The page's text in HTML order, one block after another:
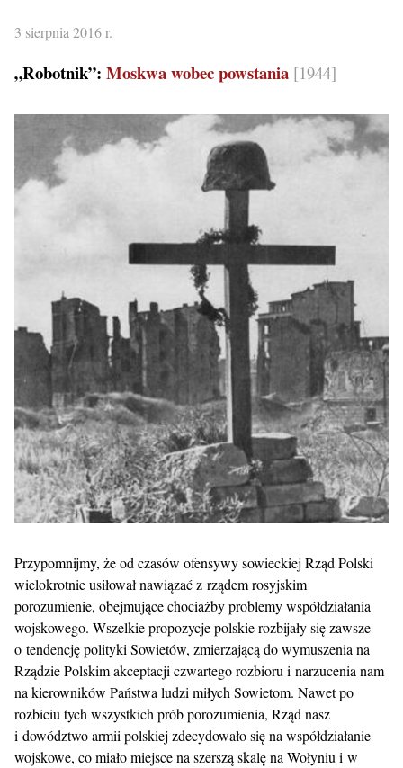
3 sierpnia 2016 r.
„Robotnik”: Moskwa wobec powstania [1944]
Przypomnijmy, że od czasów ofensywy sowieckiej Rząd Polski
wielokrotnie usiłował nawiązać z rządem rosyjskim
porozumienie, obejmujące chociażby problemy współdziałania
wojskowego. Wszelkie propozycje polskie rozbijały się zawsze
o tendencję polityki Sowietów, zmierzającą do wymuszenia na
Rządzie Polskim akceptacji czwartego rozbioru i narzucenia nam
na kierowników Państwa ludzi miłych Sowietom. Nawet po
rozbiciu tych wszystkich prób porozumienia, Rząd nasz
i dowództwo armii polskiej zdecydowało się na współdziałanie
wojskowe, co miało miejsce na szerszą skalę na Wołyniu i w